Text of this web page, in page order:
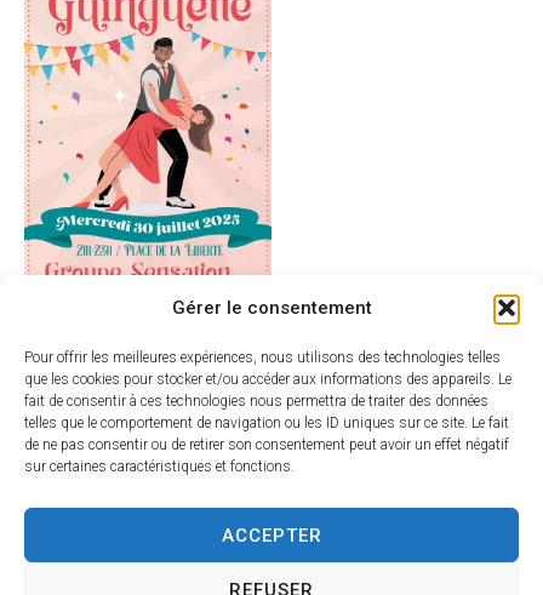
Gérer le consentement
Pour offrir les meilleures expériences, nous utilisons des technologies telles
que les cookies pour stocker et/ou accéder aux informations des appareils. Le
fait de consentir à ces technologies nous permettra de traiter des données
telles que le comportement de navigation ou les ID uniques sur ce site. Le fait
de ne pas consentir ou de retirer son consentement peut avoir un effet négatif
sur certaines caractéristiques et fonctions.
ACCEPTER
REFUSER